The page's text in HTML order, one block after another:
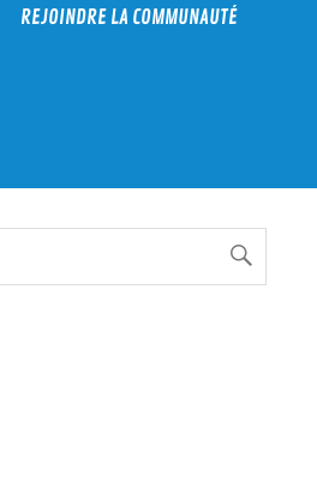
REJOINDRE LA COMMUNAUTÉ